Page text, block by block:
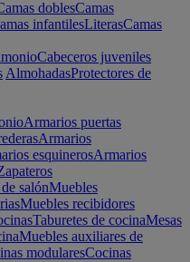
doblesCamas
infantilesLiterasCamas
Cabeceros juveniles
AlmohadasProtectores de
Armarios puertas
Armarios
esquinerosArmarios
salónMuebles
Muebles recibidores
Taburetes de cocinaMesas
Muebles auxiliares de
modularesCocinas